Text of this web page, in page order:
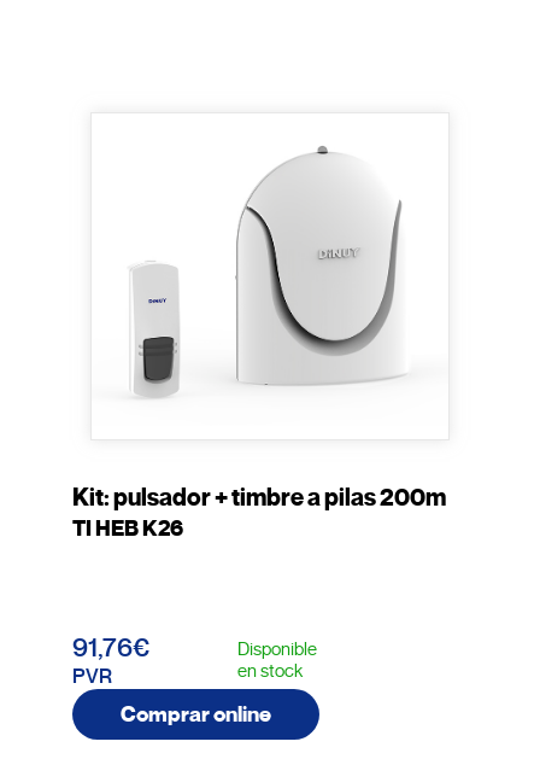
Kit: pulsador + timbre a pilas 200m
TI HEB K26
91,76€
PVR
Disponible
en stock
Comprar online